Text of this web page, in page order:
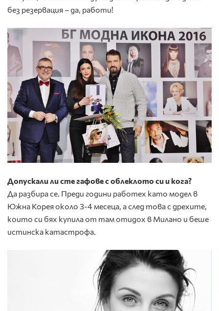
без резервация – да, работи!
Допускали ли сте гафове с облеклото си и кога?
Да разбира се. Преди години работех като модел в
Южна Корея около 3-4 месеца, а след това с дрехите,
които си бях купила от там отидох в Милано и беше
истинска катастрофа.